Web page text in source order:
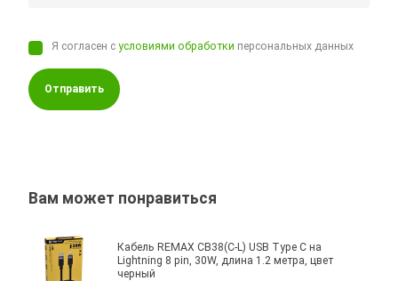
Я согласен сусловиями обработки персональных данных
Отправить
Вам может понравиться
Кабель REMAX CB38(C-L) USB Type C на
Lightning 8 pin, 30W, длина 1.2 метра, цвет
черный